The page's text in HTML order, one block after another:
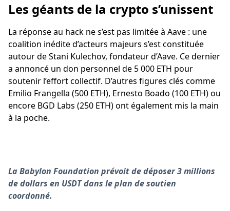
Les géants de la crypto s’unissent
La réponse au hack ne s’est pas limitée à Aave : une
coalition inédite d’acteurs majeurs s’est constituée
autour de Stani Kulechov, fondateur d’Aave. Ce dernier
a annoncé un don personnel de 5 000 ETH pour
soutenir l’effort collectif. D’autres figures clés comme
Emilio Frangella (500 ETH), Ernesto Boado (100 ETH) ou
encore BGD Labs (250 ETH) ont également mis la main
à la poche.
La Babylon Foundation prévoit de déposer 3 millions
de dollars en USDT dans le plan de soutien
coordonné.